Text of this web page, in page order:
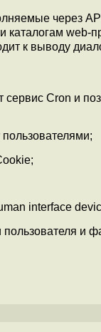
через
каталогам web-
к выводу
сервис Cron и
interface
и